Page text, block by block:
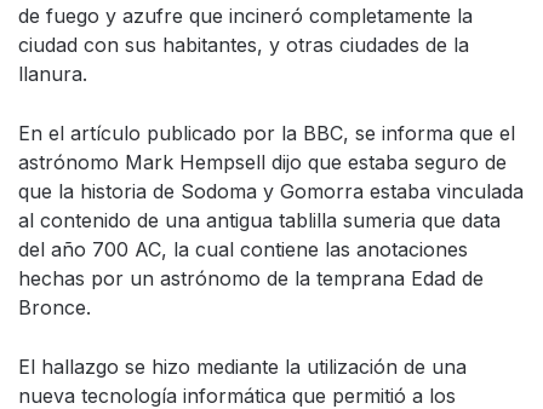
de fuego y azufre que incineró completamente la
ciudad con sus habitantes, y otras ciudades de la
llanura.
En el artículo publicado por la BBC, se informa que el
astrónomo Mark Hempsell dijo que estaba seguro de
que la historia de Sodoma y Gomorra estaba vinculada
al contenido de una antigua tablilla sumeria que data
del año 700 AC, la cual contiene las anotaciones
hechas por un astrónomo de la temprana Edad de
Bronce.
El hallazgo se hizo mediante la utilización de una
nueva tecnología informática que permitió a los